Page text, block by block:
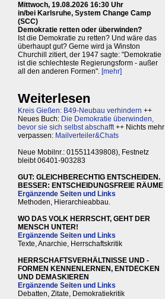
Mittwoch, 19.08.2026 16:30 Uhr
in/bei Karlsruhe, System Change Camp
(SCC)
Demokratie retten oder überwinden?
Ist die Demokratie zu retten? Und wäre das
überhaupt gut? Gerne wird ja Winston
Churchill zitiert, der 1947 sagte: "Demokratie
ist die schlechteste Regierungsform - außer
all den anderen Formen". [mehr]
Weiterlesen
Kreis Gießen: B49-Neubau verhindern ++
Neues Buch: Die Demokratie überwinden,
bevor sie sich selbst abschafft++ Nichts mehr
verpassen: Mailverteiler&Chats
Neue Mobilnr.: 015511439808), Festnetz
bleibt 06401-903283
GUT: GLEICHBERECHTIG ENTSCHEIDEN.
BESSER: ENTSCHEIDUNGSFREIE RÄUME
Ergänzende Seiten und Links
Methoden, Hierarchieabbau.
WO DAS VOLK HERRSCHT, GEHT DER
MENSCH UNTER!
Ergänzende Seiten und Links
Texte, Anarchie, Herrschaftskritik
HERRSCHAFTSVERHÄLTNISSE UND -
FORMEN KENNENLERNEN, ENTDECKEN
UND DEMASKIEREN
Ergänzende Seiten und Links
Debatten, Zitate, Demokratiekritik